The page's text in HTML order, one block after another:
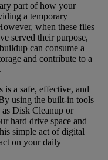
part of how your
a temporary
when these files
served their purpose,
can consume a
and contribute to a
a safe, effective, and
using the built-in tools
Disk Cleanup or
hard drive space and
simple act of digital
on your daily